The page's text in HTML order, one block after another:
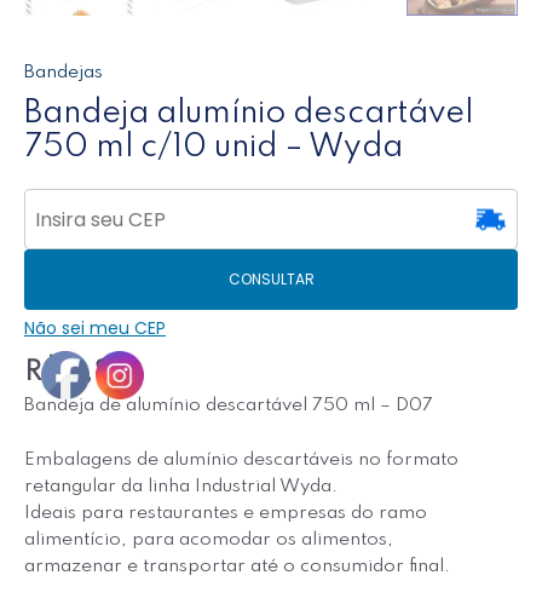
Bandejas
Bandeja alumínio descartável
750 ml c/10 unid – Wyda
CONSULTAR
Não sei meu CEP
R$13,80
Bandeja de alumínio descartável 750 ml – D07
Embalagens de alumínio descartáveis no formato
retangular da linha Industrial Wyda.
Ideais para restaurantes e empresas do ramo
alimentício, para acomodar os alimentos,
armazenar e transportar até o consumidor final.